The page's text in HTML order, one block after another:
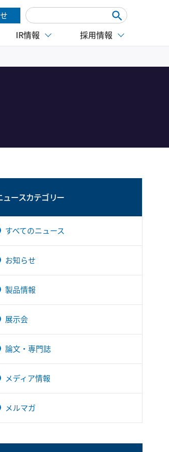
IR情報 採用情報
ュースカテゴリー
すべてのニュース
お知らせ
製品情報
展示会
論文・専門誌
メディア情報
メルマガ